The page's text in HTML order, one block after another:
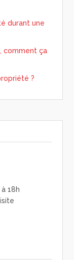
durant une
comment ça
?
18h